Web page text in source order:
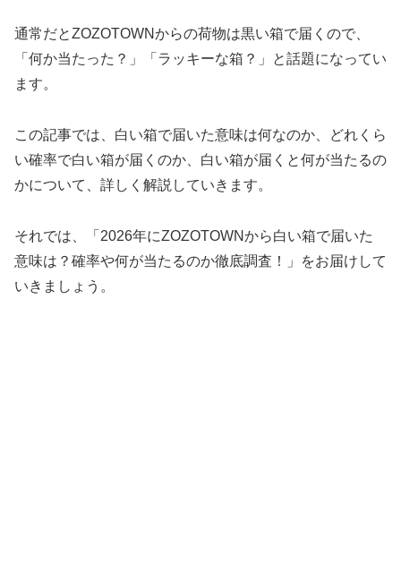
通常だとZOZOTOWNからの荷物は黒い箱で届くので、
「何か当たった？」「ラッキーな箱？」と話題になってい
ます。
この記事では、白い箱で届いた意味は何なのか、どれくら
い確率で白い箱が届くのか、白い箱が届くと何が当たるの
かについて、詳しく解説していきます。
それでは、「2026年にZOZOTOWNから白い箱で届いた
意味は？確率や何が当たるのか徹底調査！」をお届けして
いきましょう。